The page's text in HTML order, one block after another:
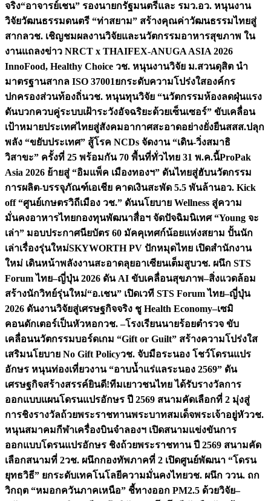
จริง“อาจารย์เชน” รองนายกรัฐมนตรีและ รมว.อว. หนุนงาน
วิจัยวัฒนธรรมดนตรี “ท่าสยาม” สร้างคุณค่าวัฒนธรรมไทยสู่
สากลวช. เชิญชมผลงานวิจัยและนวัตกรรมอาหารสุขภาพ ใน
งานแถลงข่าว NRCT x THAIFEX-ANUGA ASIA 2026
InnoFood, Healthy Choice วช. หนุนงานวิจัย ม.สวนดุสิต นำ
มาตรฐานสากล ISO 37001ยกระดับความโปร่งใสองค์กร
ปกครองส่วนท้องถิ่นวช. หนุนทุนวิจัย “นวัตกรรมห้องลดฝุ่นแรง
ดันบวกควบคู่ระบบเฝ้าระวังอัจฉริยะด้วยเซ็นเซอร์” ขับเคลื่อน
เป้าหมายประเทศไทยสู่สังคมอากาศสะอาดอย่างยั่งยืนสสส.ปลุก
พลัง “ขยับประเทศ” สู้โรค NCDs จัดงาน “เดิน-วิ่งสมาธิ
วิสาขะ” ครั้งที่ 25 พร้อมกัน 70 พื้นที่ทั่วไทย 31 พ.ค.นี้ProPak
Asia 2026 ย้ายสู่ “อิมแพ็ค เมืองทองฯ” ดันไทยสู่ฮับนวัตกรรม
การผลิต-บรรจุภัณฑ์เอเชีย คาดเงินสะพัด 5.5 พันล้านอว. Kick
off “ศูนย์เกษตรวิถีเมือง วช.” ดันนโยบาย Wellness สู่ความ
มั่นคงอาหารไทยกองทุนพัฒนาสื่อฯ จัดปัจฉิมนิเทศ “Young จะ
เล่า” มอบประกาศนียบัตร 60 มัคคุเทศก์น้อยแห่งสยาม ปั้นนัก
เล่าเรื่องรุ่นใหม่SKYWORTH PV ปักหมุดไทย เปิดสำนักงาน
ใหม่ เดินหน้าพลังงานสะอาดลุยอาเซียนเต็มสูบวช. ผนึก STS
Forum ไทย–ญี่ปุ่น 2026 ดัน AI ขับเคลื่อนสุขภาพ–สิ่งแวดล้อม
สร้างนักวิทย์รุ่นใหม่“อ.เชน” เปิดเวที STS Forum ไทย–ญี่ปุ่น
2026 ดันงานวิจัยสู่เศรษฐกิจจริง ชู Health Economy–เซมิ
คอนดักเตอร์เป็นหัวหอกวช. –โรงเรียนนายร้อยตำรวจ ขับ
เคลื่อนนวัตกรรมบอร์ดเกม “Gift or Guilt” สร้างความโปร่งใส
เสริมนโยบาย No Gift Policyวช. จับมือระนอง โชว์โดรนแปร
อักษร หนุนท่องเที่ยวงาน “อาบน้ำแร่แลระนอง 2569” ดัน
เศรษฐกิจสร้างสรรค์ยินดี!ทีมเยาวชนไทย ได้รับรางวัลการ
ออกแบบแผนโดรนแปรอักษร ปี 2569 สนามคัดเลือกที่ 2 มุ่งสู่
การชิงรางวัลถ้วยพระราชทานพระบาทสมเด็จพระเจ้าอยู่หัววช.
หนุนสมาคมกีฬาเครื่องบินจำลองฯ เปิดสนามแข่งขันการ
ออกแบบโดรนแปรอักษร ชิงถ้วยพระราชทาน ปี 2569 สนามคัด
เลือกสนามที่ 2วช. ผนึกกองทัพภาคที่ 2 เปิดศูนย์พัฒนา “โดรน
ยุทธวิธี” ยกระดับเทคโนโลยีความมั่นคงไทยวช. ผนึก ววน. ถก
วิกฤต “หมอกควันภาคเหนือ” ชี้ทางออก PM2.5 ด้วยวิจัย–